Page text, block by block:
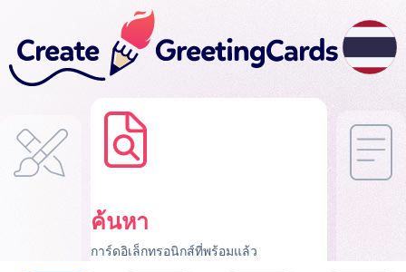
ค้นหา
การ์ดอิเล็กทรอนิกส์ที่พร้อมแล้ว